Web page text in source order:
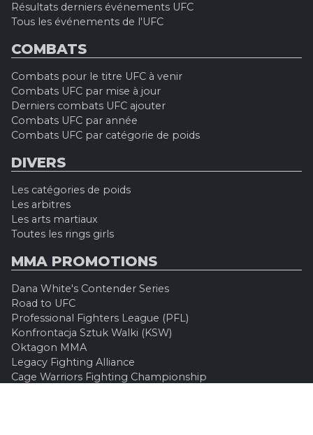
Résultats derniers événements UFC
Tous les événements de l'UFC
COMBATS
Combats pour le titre UFC à venir
Combats UFC par mise à jour
Derniers combats UFC ajouter
Combats UFC par année
Combats UFC par catégorie de poids
DIVERS
Les catégories de poids
Les arbitres
Les arts martiaux
Toutes les rings girls
MMA PROMOTIONS
Dana White's Contender Series
Road to UFC
Professional Fighters League (PFL)
Konfrontacja Sztuk Walki (KSW)
Oktagon MMA
Legacy Fighting Alliance
Cage Warriors Fighting Championship